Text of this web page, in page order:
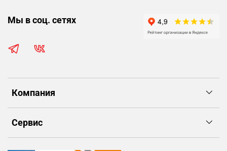
Компания
Сервис
Мы в соц. сетях